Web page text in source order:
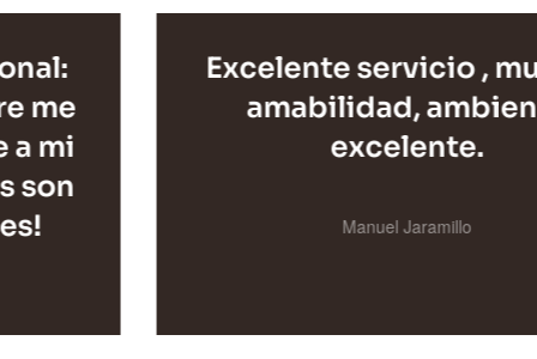
Excelente servicio , muchas
amabilidad, ambiente
excelente.